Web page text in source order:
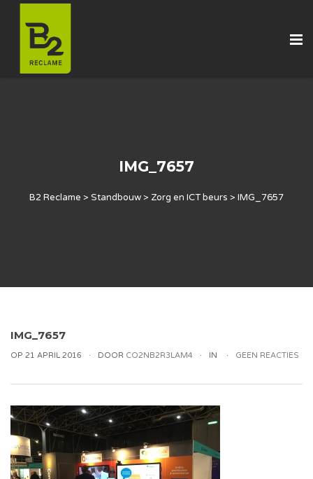
IMG_7657
B2 Reclame > Standbouw> Zorg en ICT beurs > IMG_7657
IMG_7657
OP 21 APRIL 2016 DOOR CO2NB2R3LAM4 IN GEEN REACTIES